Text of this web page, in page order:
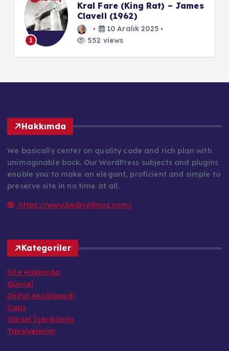
1
Kral Fare (King Rat) – James
Clavell (1962)
10 Aralık 2025
552 views
Hakkımda
We basically center on quality code and rich plan with
unimaginable back. Our WordPress subjects and plugins
enable you to make an elegant, proficient and simple to
preserve site in no time at all.
https://www.bedriyilmaz.com/
Kategoriler
Site Hakkında
Güncel
Dijital Ansiklopedi
Caps
Görsel İçeriklerim
Tavsiyelerim